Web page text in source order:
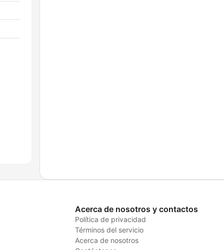
Acerca de nosotros y contactos
Política de privacidad
Términos del servicio
Acerca de nosotros